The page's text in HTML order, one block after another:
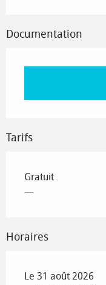
Documentation
Tarifs
Gratuit
—
Horaires
Le 31 août 2026